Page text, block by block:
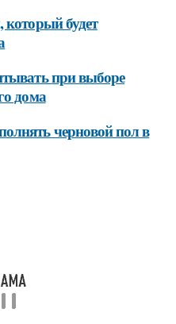
будет
при выборе
дома
черновой пол в